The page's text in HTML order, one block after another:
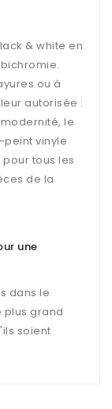
& white en
ou à
autorisée :
le
vinyle
tous les
de la
une
dans le
plus grand
soient